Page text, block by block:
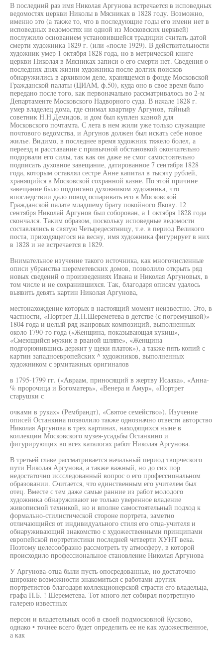
В последний раз имя Николая Аргунова встречается в исповедных
ведомостях церкви Николы в Мясниках в 1828 году. Возможно,
именно это (а также то, что в последующие годы его имени нет в
исповедных ведомостях ни одной из Московских церквей)
послужило основанием установившейся традиции считать датой
смерти художника 1829 г. (или «после 1929). В действительности
художник умер 1 октября 1828 года, но в метрической книге
церкви Николая в Мясниках записи о его смерти нет. Сведения о
последних днях жизни художника после долгих поисков
обнаружились в архивном деле, хранящемся в фонде Московской
Гражданской палаты (ЦИАМ, ф.50), куда оно в свое время было
передано после того, как первоначально рассматривалось во 2-м
Департаменте Московского Надворного суда. В начале 1828 г.
умер владелец дома, где снимал квартиру Аргунов, тайный
советник Н.Н.Демидов, и дом был куплен казной для
Московского почтамта. С лета в нем жили уже только служащие
почтового ведомства, и Аргунов должен был искать себе новое
жилье. Видимо, в последнее время художник тяжело болел, а
переезд и расставание с привычной обстановкой окончательно
подорвали его силы, так как он даже не смог самостоятельно
подписать духовное завещание, датированное 7 сентября 1828
года, которым оставлял сестре Анне капитал в тысячу рублей,
хранящийся в Московской сохранной казне. По этой причине
завещание было подписано духовником художника, что
впоследствии дало повод оспаривать его в Московской
Гражданской палате младшему брату покойного Якову. 12
сентября Николай Аргунов был соборован, а 1 октября 1828 года
скончался. Таким образом, поскольку исповедные ведомости
составлялись в святую Четыредесятницу, т.е. в период Великого
поста, приходящегося на весну, имя художника фигурирует в них
в 1828 и не встречается в 1829.
Внимательное изучение такого источника, как многочисленные
описи убранства шереметевских домов, позволило открыть ряд
новых сведений о произведениях Ивана и Николая Аргуновых, в
том числе и не сохранившихся. Так, благодаря описям удалось
выявить девять картин Николая Аргунова,
местонахождение которых в настоящий момент неизвестно. Это, в
частности, «Портрет Д.Н.Шереметева в детстве (с погремушкой)»
1804 года и целый ряд жанровых композиций, выполненных
около 1790-го года («Женщина, показывающая кукиш»,
«Смеющийся мужик в рваной шляпе», «Женщина
подгорюнившись держит у щеки платок»), а также пять копий с
картин западноевропейских ^ художников, выполненных
художником с эрмитажных оригиналов
в 1795-1799 гг. («Авраам, приносящий в жертву Исаака», «Анна-
% пророчица и Богоматерь», «Венера и Амур», «Портрет
старушки с
очками в руках» (Рембрандт), «Святое семейство»). Изучение
описей Останкина позволило также однозначно отвести авторство
Николая Аргунова в трех картинах, находящихся ныне в
коллекции Московского музея-усадьбы Останкино и
фигурирующих во всех каталогах работ Николая Аргунова.
В третьей главе рассматривается начальный период творческого
пути Николая Аргунова, а также важный, но до сих пор
недостаточно иссследованный вопрос о его профессиональном
образовании. Считается, что единственным его учителем был
отец. Вместе с тем даже самые ранние из работ молодого
художника обнаруживают не только уверенное владение
живописной техникой, но и вполне самостоятельный подход к
формально-стилистической стороне портрета, заметно
отличающийся от индивидуального стиля его отца-учителя и
обнаруживающий знакомство с художественными принципами
европейской портретистики последней четверти ХУНТ века.
Поэтому целесообразно рассмотреть ту атмосферу, в которой
происходило профессиональное становление Николая Аргунова
У Аргунова-отца были пусть опосредованные, но достаточно
широкие возможности знакомиться с работами других
портретистов благодаря коллекционерской страсти его владельца,
графа П.Б. ! Шереметева. Тот много лет собирал портретную
галерею известных
персон и владетельных особ в своей подмосковной Кусково,
однако • точнее всего будет определить ее не как художественное,
а как